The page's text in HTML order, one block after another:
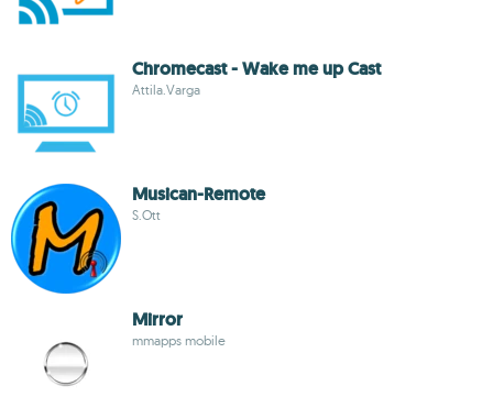
Chromecast - Wake me up Cast
Attila.Varga
Musican-Remote
S.Ott
Mirror
mmapps mobile